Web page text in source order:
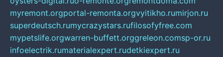
myremont.orgportal-remonta.orgvyitikho.rumirjon.ru
superdeutsch.rumycrazystars.rufilosofyfree.com
mypetslife.orgwarren-buffett.orggreleon.comsp-or.ru
infoelectrik.rumaterialexpert.rudetkiexpert.ru